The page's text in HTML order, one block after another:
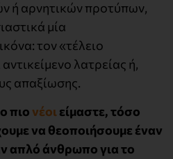
ή αρνητικών προτύπων,
μία
τον «τέλειο
λατρείας ή,
απαξίωσης.
πιονέοι είμαστε, τόσο
να θεοποιήσουμε έναν
απλό άνθρωπο για το